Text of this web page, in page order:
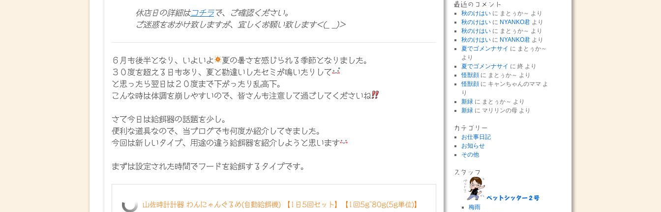
休店日の詳細はコチラで、ご確認ください。
ご迷惑をおかけ致しますが、宜しくお願い致します<(_ _)>
６月も後半となり、いよいよ
夏の暑さを感じられる季節となりました。
３０度を超える日もあり、夏と勘違いしたセミが鳴いたりして
と思ったら翌日は２０度まで下がったり乱高下。
こんな時は体調を崩しやすいので、皆さんも注意して過ごしてくださいね
さて今日は給餌器の話題を少し。
便利な道具なので、当ブログでも何度か紹介してきました。
今回は新しいタイプ、用途の違う給餌器を紹介しようと思います
まずは設定された時間でフードを給餌するタイプです。
山佐時計計器 わんにゃんぐるめ(自動給餌機) 【1日5回セット】【1回5g~80g(5g単位)】
の
投
稿
最近のコメント
秋のけはいに まとぅか～ より
秋のけはいに NYANKO君より
秋のけはいに まとぅか～ より
秋のけはいに NYANKO君より
夏でゴメンナサイ に まとぅか～
より
夏でゴメンナサイ に 終より
怪獣顔に まとぅか～ より
怪獣顔に キャンちゃんのママ よ
り
新緑に まとぅか～ より
新緑に マリリンの母より
カテゴリー
お仕事日記
お知らせ
その他
スタッフ
ペットシッター２号
梅雨